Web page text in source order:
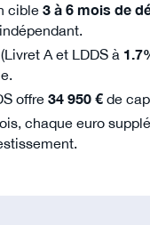
cible3 à 6 mois de
A et LDDS à
offre34 950 € de
chaque euro